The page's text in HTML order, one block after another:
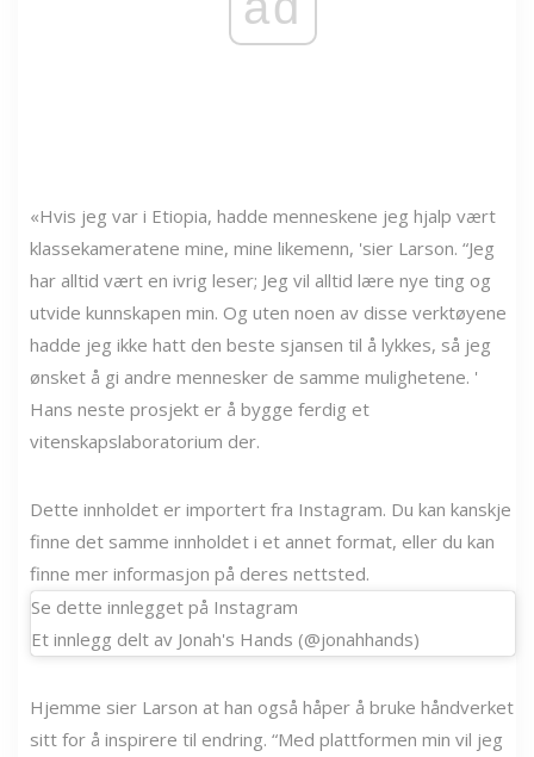
«Hvis jeg var i Etiopia, hadde menneskene jeg hjalp vært
klassekameratene mine, mine likemenn, 'sier Larson. “Jeg
har alltid vært en ivrig leser; Jeg vil alltid lære nye ting og
utvide kunnskapen min. Og uten noen av disse verktøyene
hadde jeg ikke hatt den beste sjansen til å lykkes, så jeg
ønsket å gi andre mennesker de samme mulighetene. '
Hans neste prosjekt er å bygge ferdig et
vitenskapslaboratorium der.
Dette innholdet er importert fra Instagram. Du kan kanskje
finne det samme innholdet i et annet format, eller du kan
finne mer informasjon på deres nettsted.
Se dette innlegget på Instagram
Et innlegg delt av Jonah's Hands (@jonahhands)
Hjemme sier Larson at han også håper å bruke håndverket
sitt for å inspirere til endring. “Med plattformen min vil jeg